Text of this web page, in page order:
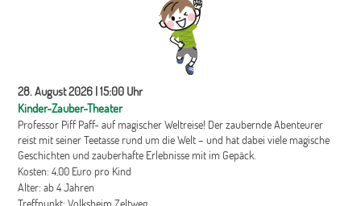
28. August 2026 | 15:00 Uhr
Kinder-Zauber-Theater
Professor Piff Paff- auf magischer Weltreise! Der zaubernde Abenteurer
reist mit seiner Teetasse rund um die Welt – und hat dabei viele magische
Geschichten und zauberhafte Erlebnisse mit im Gepäck.
Kosten: 4,00 Euro pro Kind
Alter: ab 4 Jahren